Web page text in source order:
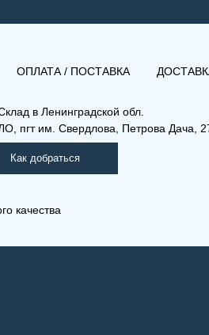
(РК) 11-400-500
ОПЛАТА / ПОСТАВКА
в Ленинградской обл.
пгт им. Свердлова, Петрова Дача,
Как добраться
качества